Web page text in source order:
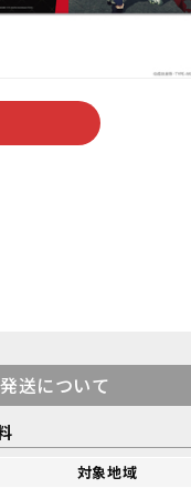
送について
対象地域